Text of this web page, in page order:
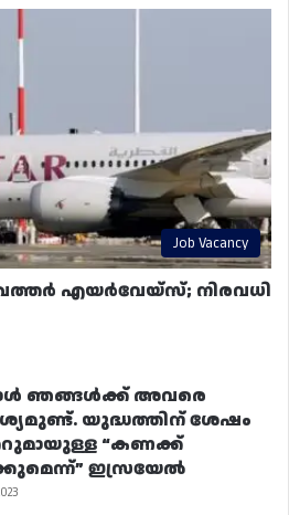
Job Vacancy
ഖത്തർ എയർവേയ്‌സ്; നിരവധി
ഞങ്ങൾക്ക് അവരെ
യുദ്ധത്തിന് ശേഷം
“കണക്ക്
ഇസ്രയേൽ